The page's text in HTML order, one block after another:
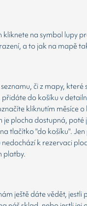
kliknete na symbol lupy
a to jak na mapě
seznamu, či z mapy, které
do košíku v
kliknutím měsíce
je plocha dostupná, poté
tlačítko "do košíku".
k rezervaci
platby.
ještě dáte vědět,